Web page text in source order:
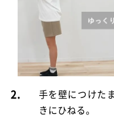
2.
手を壁につけた
きにひねる。